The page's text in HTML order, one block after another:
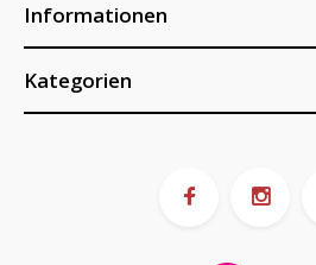
Informationen
Kategorien